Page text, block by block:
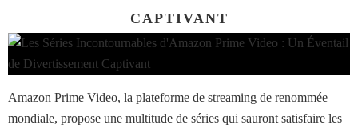
CAPTIVANT
Amazon Prime Video, la plateforme de streaming de renommée
mondiale, propose une multitude de séries qui sauront satisfaire les